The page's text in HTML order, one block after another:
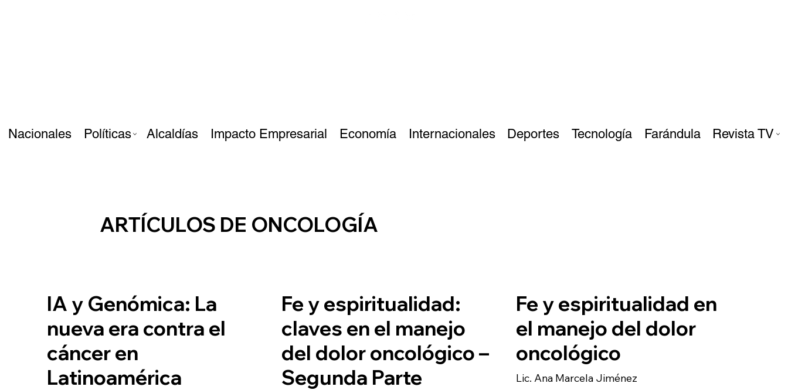
Nacionales Políticas Alcaldías Impacto Empresarial Economía Internacionales Deportes Tecnología Farándula Revista TV
ARTÍCULOS DE ONCOLOGÍA
IA y Genómica: La
nueva era contra el
cáncer en
Latinoamérica
Fe y espiritualidad:
claves en el manejo
del dolor oncológico –
Segunda Parte
Fe y espiritualidad en
el manejo del dolor
oncológico
Lic. Ana Marcela Jiménez